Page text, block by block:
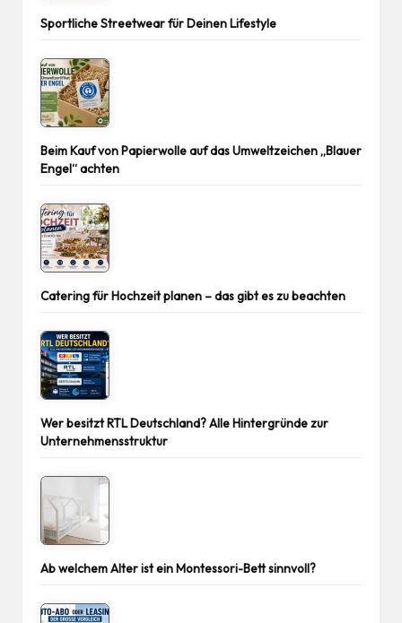
Sportliche Streetwear für Deinen Lifestyle
Beim Kauf von Papierwolle auf das Umweltzeichen „Blauer
Engel“ achten
Catering für Hochzeit planen – das gibt es zu beachten
Wer besitzt RTL Deutschland? Alle Hintergründe zur
Unternehmensstruktur
Ab welchem Alter ist ein Montessori-Bett sinnvoll?